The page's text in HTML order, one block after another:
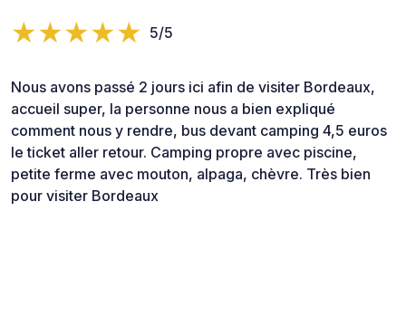
5/5
Nous avons passé 2 jours ici afin de visiter Bordeaux,
accueil super, la personne nous a bien expliqué
comment nous y rendre, bus devant camping 4,5 euros
le ticket aller retour. Camping propre avec piscine,
petite ferme avec mouton, alpaga, chèvre. Très bien
pour visiter Bordeaux